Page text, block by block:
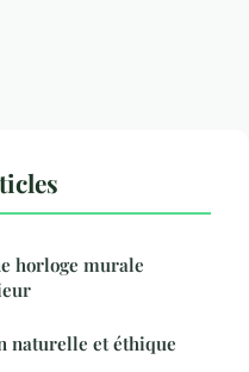
horloge murale
naturelle et éthique